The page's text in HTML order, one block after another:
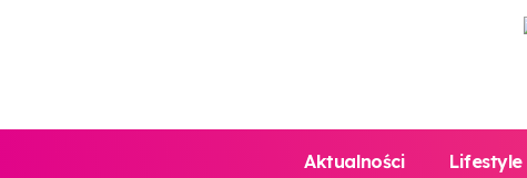
Aktualności Lifestyle